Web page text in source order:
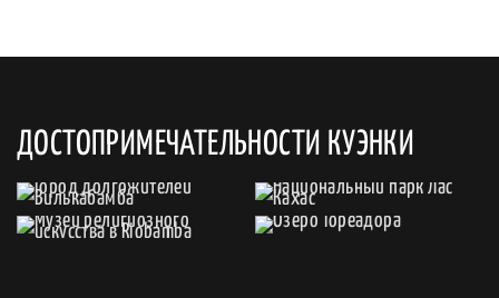
ДОСТОПРИМЕЧАТЕЛЬНОСТИ КУЭНКИ